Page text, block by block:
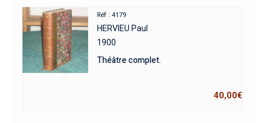
Réf : 4179
HERVIEU Paul
1900
Théâtre complet.
40,00€